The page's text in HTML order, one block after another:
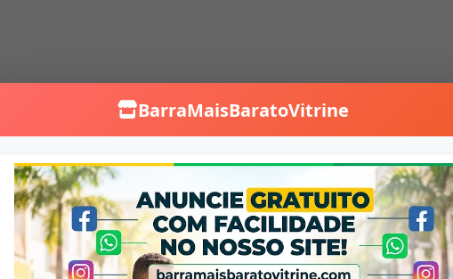
BarraMaisBaratoVitrine
Falar no WhatsApp